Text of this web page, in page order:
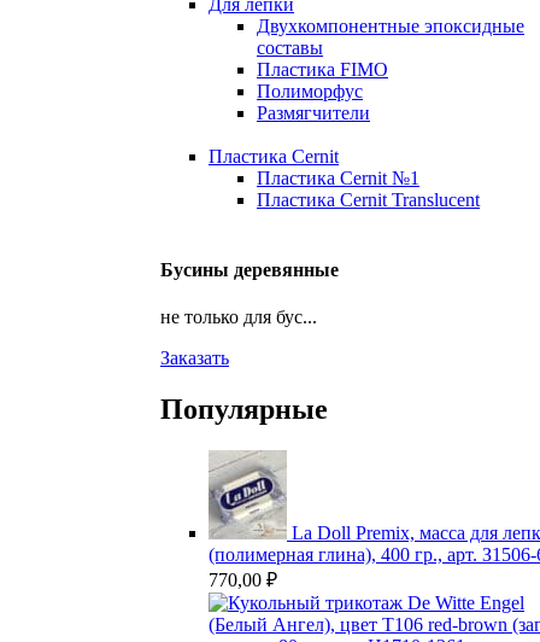
Для лепки
Двухкомпонентные эпоксидные
составы
Пластика FIMO
Полиморфус
Размягчители
Пластика Cernit
Пластика Cernit №1
Пластика Cernit Translucent
Бусины деревянные
не только для бус...
Заказать
Популярные
La Doll Premix, масса для
(полимерная глина), 400 гр., арт.
770,00 ₽